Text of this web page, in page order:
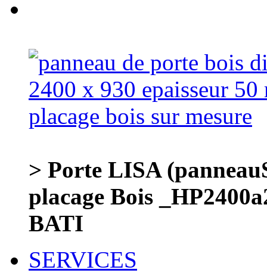
> Porte LISA
placage Bois
BATI
SERVICES